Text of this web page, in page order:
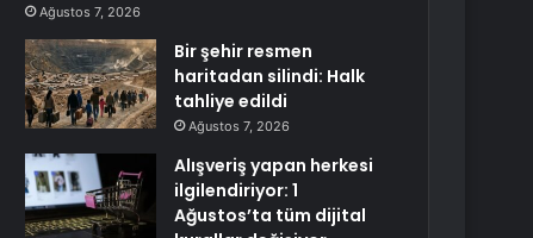
Ağustos 7, 2026
Bir şehir resmen
haritadan silindi: Halk
tahliye edildi
Ağustos 7, 2026
Alışveriş yapan herkesi
ilgilendiriyor: 1
Ağustos’ta tüm dijital